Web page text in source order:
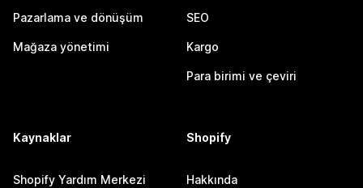
Pazarlama ve dönüşüm
Mağaza yönetimi
SEO
Kargo
Para birimi ve çeviri
Kaynaklar
Shopify Yardım Merkezi
Shopify
Hakkında